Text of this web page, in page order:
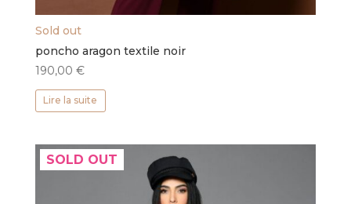
Sold out
poncho aragon textile noir
190,00 €
Lire la suite
SOLD OUT